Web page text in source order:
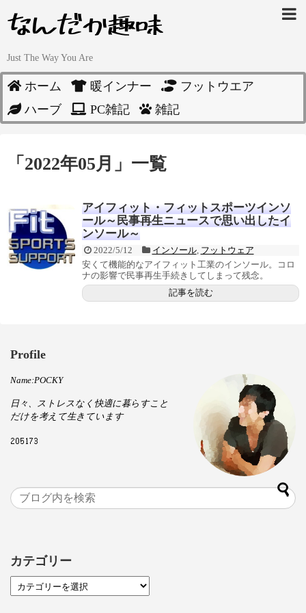
Just The Way You Are
ホーム 暖インナー
フットウエア
ハーブ
PC雑記 雑記
「 2022年05月 」 一覧
アイフィット・フィットスポーツインソ
ール～民事再生ニュースで思い出したイ
ンソール～
2022/5/12 インソール, フットウェア
安くて機能的なアイフィット工業のインソール。コロ
ナの影響で民事再生手続きしてしまって残念。
記事を読む
Profile
Name:POCKY
日々、ストレスなく快適に暮らすこと
だけを考えて生きています
カテゴリー